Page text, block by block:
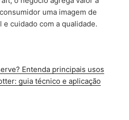
uma imagem de
cuidado com a qualidade.
Entenda principais usos
guia técnico e aplicação